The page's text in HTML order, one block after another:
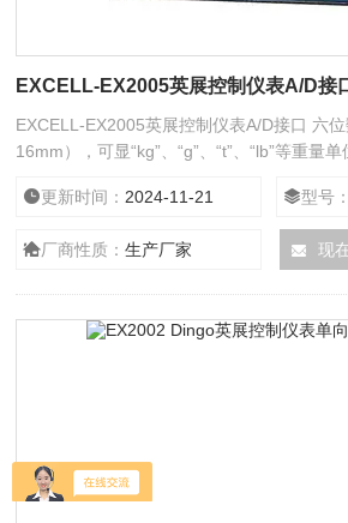
EXCELL-EX2005英展控制仪表A/D接
EXCELL-EX2005英展控制仪表A/D接口 六
16mm），可显“kg”、“g”、“t”、“lb”等重量
广泛：包含六种重量比较模式、补投料、泄
更新时间： 2024-11-21 型号：
厂商性质：生产厂家 现